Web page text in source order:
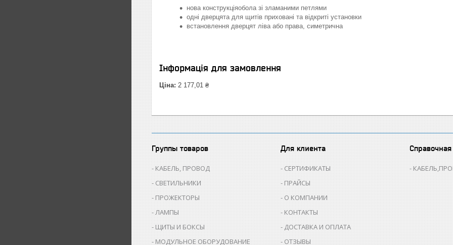
нова конструкціяобола зі зламаними петлями
одні дверцята для щитів приховані та відкриті установки
встановлення дверцят ліва або права, симетрична
Інформація для замовлення
Ціна: 2 177,01 ₴
Группы товаров
КАБЕЛЬ, ПРОВОД
СВЕТИЛЬНИКИ
ПРОЖЕКТОРЫ
ЛАМПЫ
ЩИТЫ И БОКСЫ
МОДУЛЬНОЕ ОБОРУДОВАНИЕ
Для клиента
СЕРТИФИКАТЫ
ПРАЙСЫ
О КОМПАНИИ
КОНТАКТЫ
ДОСТАВКА И ОПЛАТА
ОТЗЫВЫ